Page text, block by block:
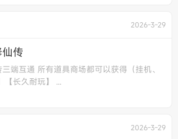
2026-3-29
传
端互通 所有道具商场都可以获得（挂机、
【长久耐玩】 ...
2026-3-29